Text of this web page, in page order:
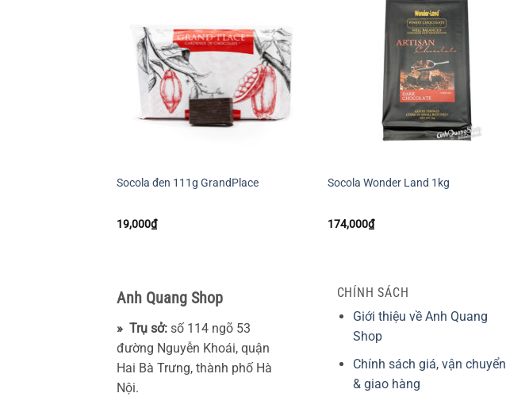
Socola đen 111g GrandPlace
19,000₫
Socola Wonder Land 1kg
174,000₫
Anh Quang Shop
» Trụ sở: số 114 ngõ 53
đường Nguyễn Khoái, quận
Hai Bà Trưng, thành phố Hà
Nội.
CHÍNH SÁCH
Giới thiệu về Anh Quang
Shop
Chính sách giá, vận chuyển
& giao hàng